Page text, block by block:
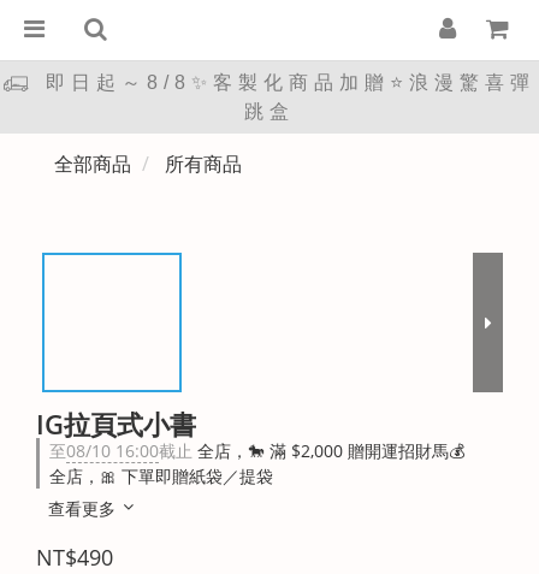
即日起～8/8✨客製化商品加贈⭐浪漫驚喜彈
跳盒
全部商品 所有商品
IG拉頁式小書
至08/10 16:00截止 全店，🐎 滿 $2,000 贈開運招財馬💰
全店，🎀 下單即贈紙袋／提袋
查看更多
NT$490